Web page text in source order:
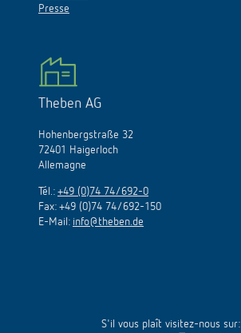
Presse
Theben AG
Hohenbergstraße 32
72401 Haigerloch
Allemagne
Tél.: +49 (0)74 74/692-0
Fax: +49 (0)74 74/692-150
E-Mail: info@theben.de
S'il vous plaît visitez-nous sur: